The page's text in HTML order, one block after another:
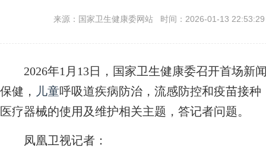
来源：国家卫生健康委网站 时间：2026-01-13
2026年1月13日，国家卫生健康委召开首场新
保健， 儿童呼吸道疾病防治，流感防控和疫苗接
医疗器械的使用及维护相关主题，答记者问题。
凤凰卫视记者：